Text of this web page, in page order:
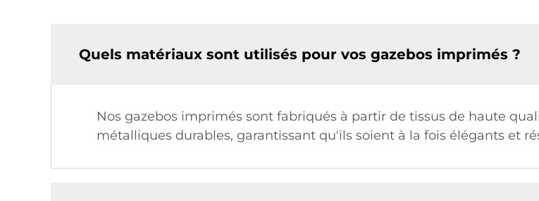
Quels matériaux sont utilisés pour vos gazebos imprimés ?
Nos gazebos imprimés sont fabriqués à partir de tissus de haute
métalliques durables, garantissant qu'ils soient à la fois élégants et